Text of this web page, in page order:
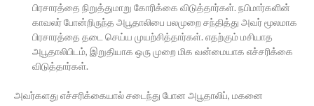
பிரசாரத்தை நிறுத்துமாறு கோரிக்கை விடுத்தார்கள். நபிமார்களின்
காவலர் போன்றிருந்த அபூதாலிபை பலமுறை சந்தித்து அவர் மூலமாக
பிரசாரத்தை தடை செய்ய முயற்சித்தார்கள். எதற்கும் மசியாத
அபூதாலிபிடம், இறுதியாக ஒரு முறை மிக வன்மையாக எச்சரிக்கை
விடுத்தார்கள்.
அவர்களது எச்சரிக்கையால் சடைந்து போன அபூதாலிப், மகனை